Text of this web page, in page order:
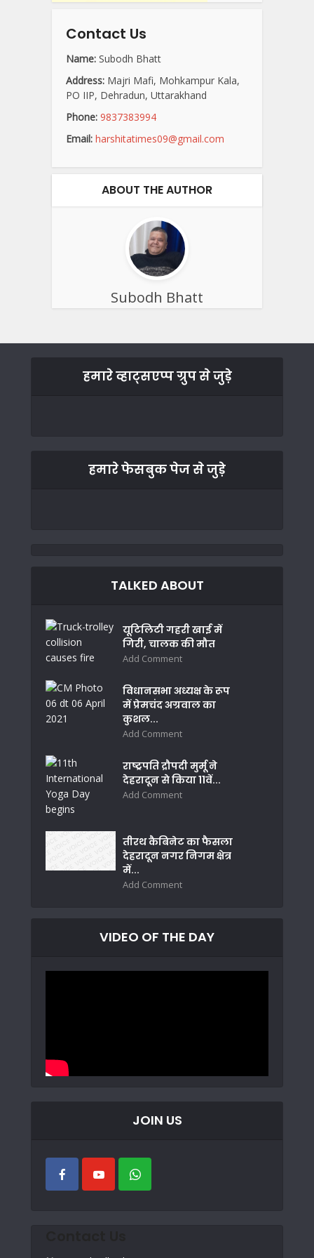
Contact Us
Name: Subodh Bhatt
Address: Majri Mafi, Mohkampur Kala,
PO IIP, Dehradun, Uttarakhand
Phone: 9837383994
Email: harshitatimes09@gmail.com
ABOUT THE AUTHOR
Subodh Bhatt
हमारे व्हाट्सएप्प ग्रुप से जुड़े
हमारे फेसबुक पेज से जुड़े
TALKED ABOUT
यूटिलिटी गहरी खाई में
गिरी, चालक की मौत
Add Comment
विधानसभा अध्यक्ष के रूप
में प्रेमचंद अग्रवाल का
कुशल...
Add Comment
राष्ट्रपति द्रौपदी मुर्मू ने
देहरादून से किया 11वें...
Add Comment
तीरथ कैबिनेट का फैसला
देहरादून नगर निगम क्षेत्र
में...
Add Comment
VIDEO OF THE DAY
JOIN US